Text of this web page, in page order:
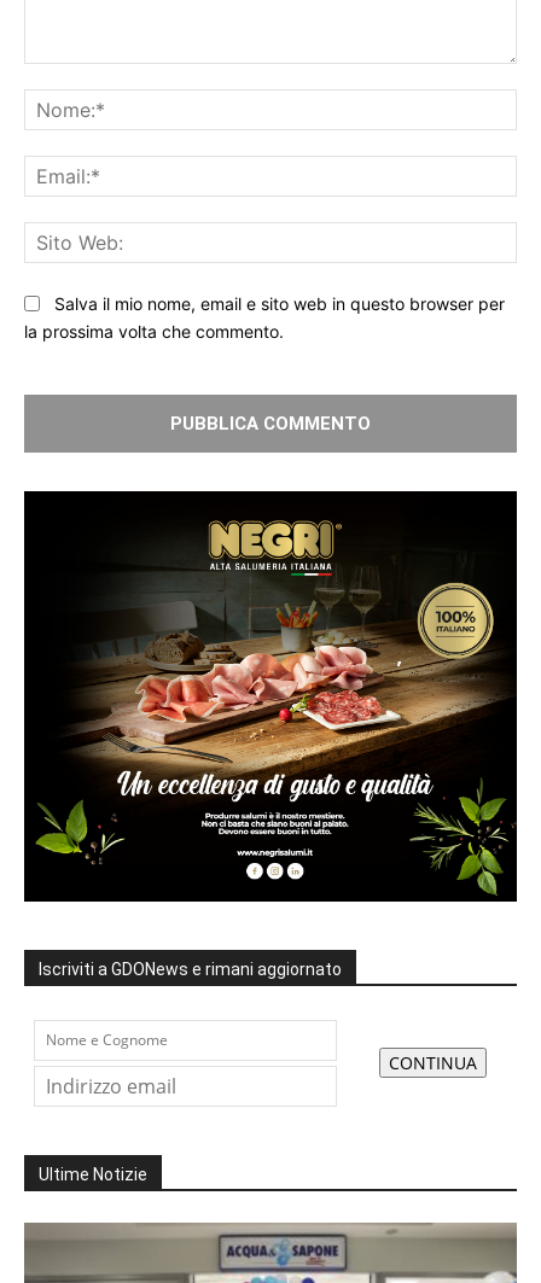
Salva il mio nome, email e sito web in questo browser per
la prossima volta che commento.
Iscriviti a GDONews e rimani aggiornato
Ultime Notizie